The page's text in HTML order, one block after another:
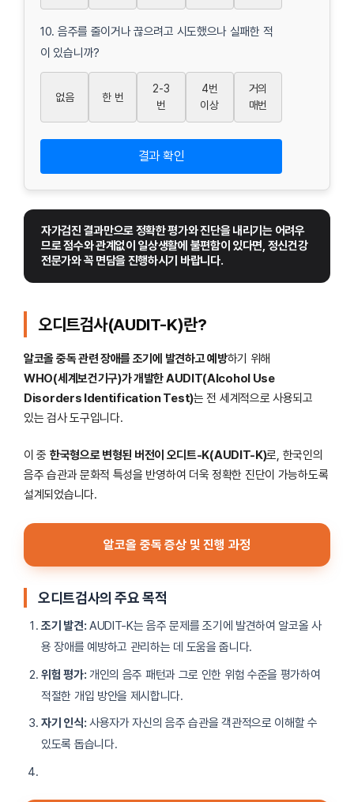
10. 음주를 줄이거나 끊으려고 시도했으나 실패한 적
이 있습니까?
없음 한 번
2-3
번
4번
이상
거의
매번
결과 확인
자가검진 결과만으로 정확한 평가와 진단을 내리기는 어려우
므로 점수와 관계없이 일상생활에 불편함이 있다면, 정신건강
전문가와 꼭 면담을 진행하시기 바랍니다.
오디트검사(AUDIT-K)란?
알코올 중독 관련 장애를 조기에 발견하고 예방하기 위해
WHO(세계보건기구)가 개발한 AUDIT(Alcohol Use
Disorders Identification Test)는 전 세계적으로 사용되고
있는 검사 도구입니다.
이 중 한국형으로 변형된 버전이 오디트-K(AUDIT-K)로, 한국인의
음주 습관과 문화적 특성을 반영하여 더욱 정확한 진단이 가능하도록
설계되었습니다.
알코올 중독 증상 및 진행 과정
오디트검사의 주요 목적
조기 발견: AUDIT-K는 음주 문제를 조기에 발견하여 알코올 사
용 장애를 예방하고 관리하는 데 도움을 줍니다.
위험 평가: 개인의 음주 패턴과 그로 인한 위험 수준을 평가하여
적절한 개입 방안을 제시합니다.
자기 인식: 사용자가 자신의 음주 습관을 객관적으로 이해할 수
있도록 돕습니다.